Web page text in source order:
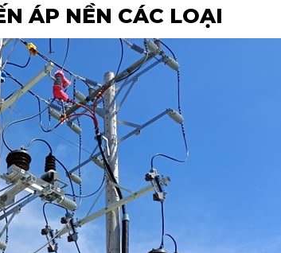
ÁP NỀN CÁC LOẠI